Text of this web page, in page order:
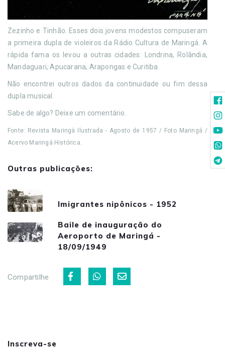
Zezinho e Tinhão. Esses dois jovens modestos compuseram
a primeira dupla de violeiros da Rádio Cultura de Maringá. A
rápida fama os levou a outras cidades: Londrina, Rolândia,
Mandaguari, Apucarana, Arapongas e Curitiba.
Não encontrei outros dados da continuidade ou fim dessa
dupla musical.
Sabe de algo? Deixe um comentário.
Fonte: Revista Maringá Ilustrada - Agosto de 1957 / Foto Maringá /
Acervo Maringá Histórica.
Outras publicações:
Imigrantes nipônicos - 1952
Baile de inauguração do
Aeroporto de Maringá -
18/09/1949
Compartilhe
Inscreva-se